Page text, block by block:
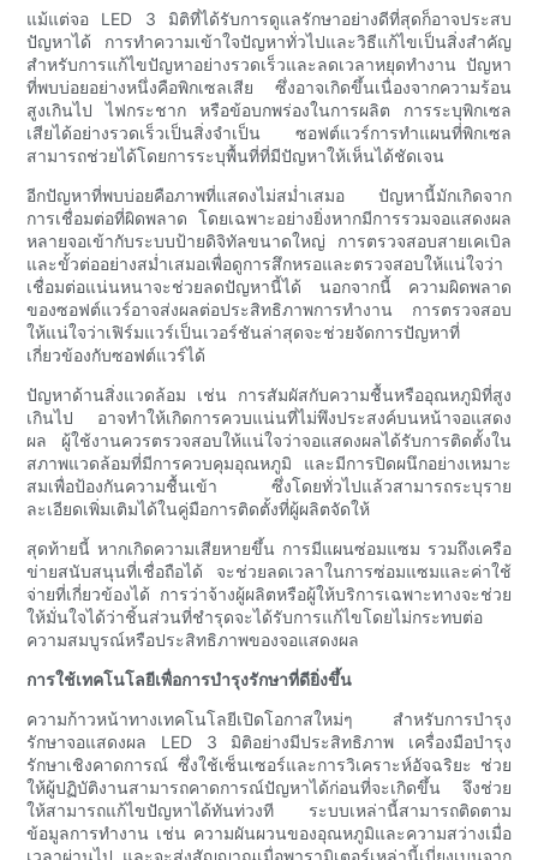
แม้แต่จอ LED 3 มิติที่ได้รับการดูแลรักษาอย่างดีที่สุดก็อาจประสบ
ปัญหาได้ การทำความเข้าใจปัญหาทั่วไปและวิธีแก้ไขเป็นสิ่งสำคัญ
สำหรับการแก้ไขปัญหาอย่างรวดเร็วและลดเวลาหยุดทำงาน ปัญหา
ที่พบบ่อยอย่างหนึ่งคือพิกเซลเสีย ซึ่งอาจเกิดขึ้นเนื่องจากความร้อน
สูงเกินไป ไฟกระชาก หรือข้อบกพร่องในการผลิต การระบุพิกเซล
เสียได้อย่างรวดเร็วเป็นสิ่งจำเป็น ซอฟต์แวร์การทำแผนที่พิกเซล
สามารถช่วยได้โดยการระบุพื้นที่ที่มีปัญหาให้เห็นได้ชัดเจน
อีกปัญหาที่พบบ่อยคือภาพที่แสดงไม่สม่ำเสมอ ปัญหานี้มักเกิดจาก
การเชื่อมต่อที่ผิดพลาด โดยเฉพาะอย่างยิ่งหากมีการรวมจอแสดงผล
หลายจอเข้ากับระบบป้ายดิจิทัลขนาดใหญ่ การตรวจสอบสายเคเบิล
และขั้วต่ออย่างสม่ำเสมอเพื่อดูการสึกหรอและตรวจสอบให้แน่ใจว่า
เชื่อมต่อแน่นหนาจะช่วยลดปัญหานี้ได้ นอกจากนี้ ความผิดพลาด
ของซอฟต์แวร์อาจส่งผลต่อประสิทธิภาพการทำงาน การตรวจสอบ
ให้แน่ใจว่าเฟิร์มแวร์เป็นเวอร์ชันล่าสุดจะช่วยจัดการปัญหาที่
เกี่ยวข้องกับซอฟต์แวร์ได้
ปัญหาด้านสิ่งแวดล้อม เช่น การสัมผัสกับความชื้นหรืออุณหภูมิที่สูง
เกินไป อาจทำให้เกิดการควบแน่นที่ไม่พึงประสงค์บนหน้าจอแสดง
ผล ผู้ใช้งานควรตรวจสอบให้แน่ใจว่าจอแสดงผลได้รับการติดตั้งใน
สภาพแวดล้อมที่มีการควบคุมอุณหภูมิ และมีการปิดผนึกอย่างเหมาะ
สมเพื่อป้องกันความชื้นเข้า ซึ่งโดยทั่วไปแล้วสามารถระบุราย
ละเอียดเพิ่มเติมได้ในคู่มือการติดตั้งที่ผู้ผลิตจัดให้
สุดท้ายนี้ หากเกิดความเสียหายขึ้น การมีแผนซ่อมแซม รวมถึงเครือ
ข่ายสนับสนุนที่เชื่อถือได้ จะช่วยลดเวลาในการซ่อมแซมและค่าใช้
จ่ายที่เกี่ยวข้องได้ การว่าจ้างผู้ผลิตหรือผู้ให้บริการเฉพาะทางจะช่วย
ให้มั่นใจได้ว่าชิ้นส่วนที่ชำรุดจะได้รับการแก้ไขโดยไม่กระทบต่อ
ความสมบูรณ์หรือประสิทธิภาพของจอแสดงผล
การใช้เทคโนโลยีเพื่อการบำรุงรักษาที่ดียิ่งขึ้น
ความก้าวหน้าทางเทคโนโลยีเปิดโอกาสใหม่ๆ สำหรับการบำรุง
รักษาจอแสดงผล LED 3 มิติอย่างมีประสิทธิภาพ เครื่องมือบำรุง
รักษาเชิงคาดการณ์ ซึ่งใช้เซ็นเซอร์และการวิเคราะห์อัจฉริยะ ช่วย
ให้ผู้ปฏิบัติงานสามารถคาดการณ์ปัญหาได้ก่อนที่จะเกิดขึ้น จึงช่วย
ให้สามารถแก้ไขปัญหาได้ทันท่วงที ระบบเหล่านี้สามารถติดตาม
ข้อมูลการทำงาน เช่น ความผันผวนของอุณหภูมิและความสว่างเมื่อ